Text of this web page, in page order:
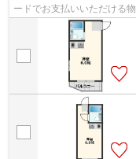
ードでお支払いいただける
ンです。鉄骨造の物件です